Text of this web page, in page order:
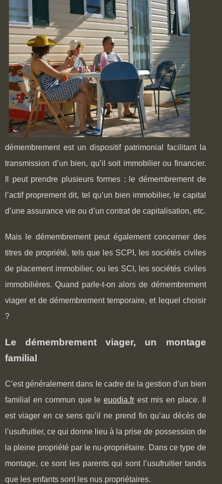
démembrement est un dispositif patrimonial facilitant la
transmission d’un bien, qu’il soit immobilier ou financier.
Il peut prendre plusieurs formes : le démembrement de
l’actif proprement dit, tel qu’un bien immobilier, le capital
d’une assurance vie ou d’un contrat de capitalisation, etc.
Mais le démembrement peut également concerner des
titres de propriété, tels que les SCPI, les sociétés civiles
de placement immobilier, ou les SCI, les sociétés civiles
immobilières. Quand parle-t-on alors de démembrement
viager et de démembrement temporaire, et lequel choisir
?
Le démembrement viager, un montage
familial
C’est généralement dans le cadre de la gestion d’un bien
familial en commun que leeuodia.fr est mis en place. Il
est viager en ce sens qu’il ne prend fin qu’au décès de
l’usufruitier, ce qui donne lieu à la prise de possession de
la pleine propriété par le nu-propriétaire. Dans ce type de
montage, ce sont les parents qui sont l’usufruitier tandis
que les enfants sont les nus propriétaires.